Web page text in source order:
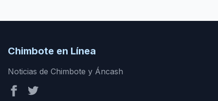
Chimbote en Línea
Noticias de Chimbote y Áncash